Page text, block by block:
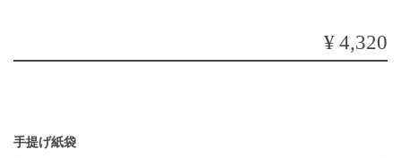
¥4,320
手提げ紙袋